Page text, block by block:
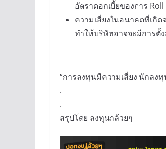
อัตราดอกเบี้ยของการ
ความเสี่ยงในอนาคตที่เกิ
ทำให้บริษัทอาจจะมีการตั้
“การลงทุนมีความเสี่ยง นักลง
.
.
สรุปโดย ลงทุนกล้วยๆ